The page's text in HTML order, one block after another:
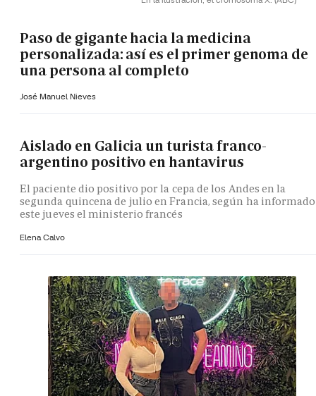
Paso de gigante hacia la medicina
personalizada: así es el primer genoma de
una persona al completo
José Manuel Nieves
Aislado en Galicia un turista franco-
argentino positivo en hantavirus
El paciente dio positivo por la cepa de los Andes en la
segunda quincena de julio en Francia, según ha informado
este jueves el ministerio francés
Elena Calvo